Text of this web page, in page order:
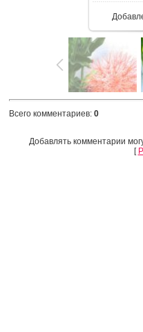
Всего комментариев: 0
Добавлять комментарии
[